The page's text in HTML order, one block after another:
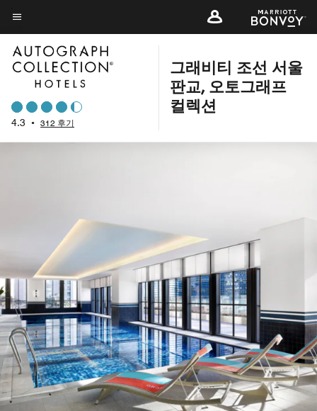
Skip
to
main
content
메뉴 텍스트
4.3 • 312 후기
그래비티 조선 서울
판교, 오토그래프
컬렉션